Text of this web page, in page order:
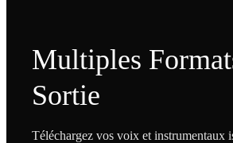
Multiples
Sortie
Téléchargez vos voix et instrumentaux